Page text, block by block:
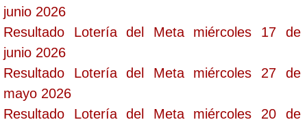
junio 2026
Resultado Lotería del Meta miércoles 17 de
junio 2026
Resultado Lotería del Meta miércoles 27 de
mayo 2026
Resultado Lotería del Meta miércoles 20 de